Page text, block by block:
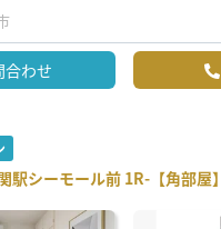
合わせ
駅シーモール前 1R-【角部屋】